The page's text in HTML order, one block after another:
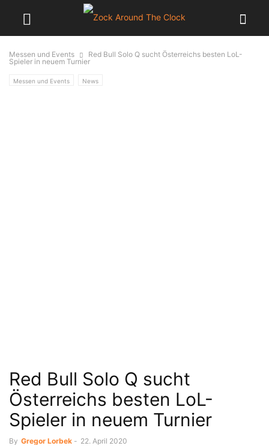
Messen und Events
Red Bull Solo Q sucht Österreichs besten LoL-
Spieler in neuem Turnier
Messen und Events News
Red Bull Solo Q sucht
Österreichs besten LoL-
Spieler in neuem Turnier
By Gregor Lorbek - 22. April 2020